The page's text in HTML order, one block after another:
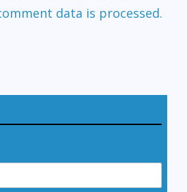
data is processed.